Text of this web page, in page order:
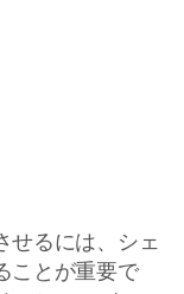
せるには、シェ
ことが重要で